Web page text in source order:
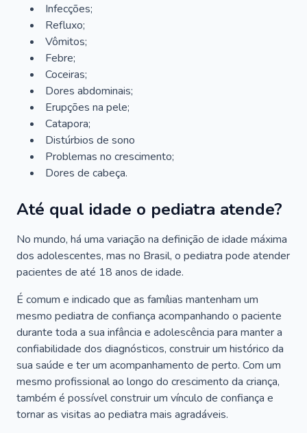
Infecções;
Refluxo;
Vômitos;
Febre;
Coceiras;
Dores abdominais;
Erupções na pele;
Catapora;
Distúrbios de sono
Problemas no crescimento;
Dores de cabeça.
Até qual idade o pediatra atende?
No mundo, há uma variação na definição de idade máxima
dos adolescentes, mas no Brasil, o pediatra pode atender
pacientes de até 18 anos de idade.
É comum e indicado que as famílias mantenham um
mesmo pediatra de confiança acompanhando o paciente
durante toda a sua infância e adolescência para manter a
confiabilidade dos diagnósticos, construir um histórico da
sua saúde e ter um acompanhamento de perto. Com um
mesmo profissional ao longo do crescimento da criança,
também é possível construir um vínculo de confiança e
tornar as visitas ao pediatra mais agradáveis.